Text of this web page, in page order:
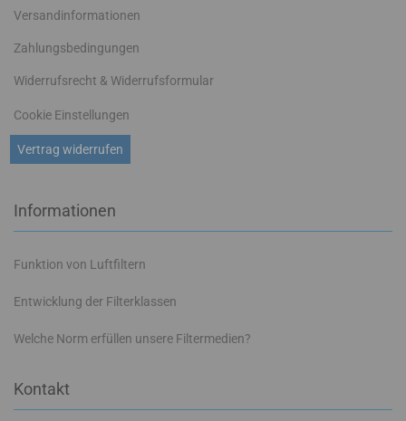
Versandinformationen
Zahlungsbedingungen
Widerrufsrecht & Widerrufsformular
Vertrag widerrufen
Cookie Einstellungen
Informationen
Funktion von Luftfiltern
Entwicklung der Filterklassen
Welche Norm erfüllen unsere Filtermedien?
Kontakt